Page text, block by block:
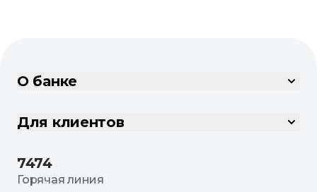
О банке
Для клиентов
7474
Горячая линия